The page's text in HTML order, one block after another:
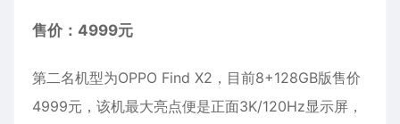
售价：4999元
第二名机型为OPPO Find X2，目前8+128GB版售价
4999元，该机最大亮点便是正面3K/120Hz显示屏，